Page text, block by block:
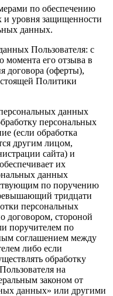
по обеспечению
и уровня защищенности
данных.
Пользователя: с
момента его отзыва в
договора (оферты),
Политики
данных
персональных
(если обработка
другим лицом,
сайта) и
их
данных
по поручению
тридцати
персональных
договором, стороной
поручителем по
соглашением между
либо если
обработку
на
законом от
данных» или другими